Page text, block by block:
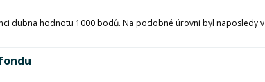
dubna hodnotu 1000 bodů. Na podobné úrovni byl naposledy